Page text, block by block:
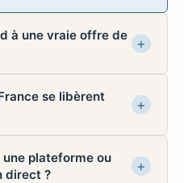
à une vraie offre de
se libèrent
plateforme ou
direct ?